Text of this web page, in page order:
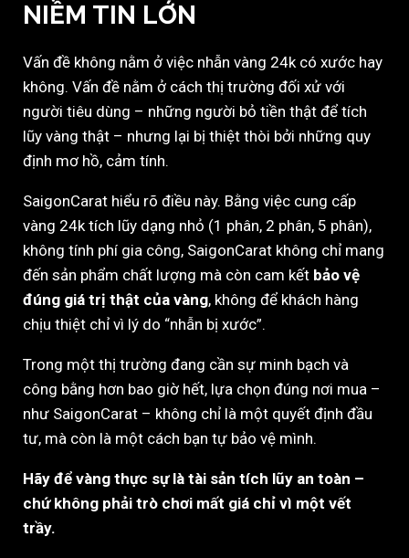
NIỀM TIN LỚN
Vấn đề không nằm ở việc nhẫn vàng 24k có xước hay
không. Vấn đề nằm ở cách thị trường đối xử với
người tiêu dùng – những người bỏ tiền thật để tích
lũy vàng thật – nhưng lại bị thiệt thòi bởi những quy
định mơ hồ, cảm tính.
SaigonCarat hiểu rõ điều này. Bằng việc cung cấp
vàng 24k tích lũy dạng nhỏ (1 phân, 2 phân, 5 phân),
không tính phí gia công, SaigonCarat không chỉ mang
đến sản phẩm chất lượng mà còn cam kết bảo vệ
đúng giá trị thật của vàng, không để khách hàng
chịu thiệt chỉ vì lý do “nhẫn bị xước”.
Trong một thị trường đang cần sự minh bạch và
công bằng hơn bao giờ hết, lựa chọn đúng nơi mua –
như SaigonCarat – không chỉ là một quyết định đầu
tư, mà còn là một cách bạn tự bảo vệ mình.
Hãy để vàng thực sự là tài sản tích lũy an toàn –
chứ không phải trò chơi mất giá chỉ vì một vết
trầy.